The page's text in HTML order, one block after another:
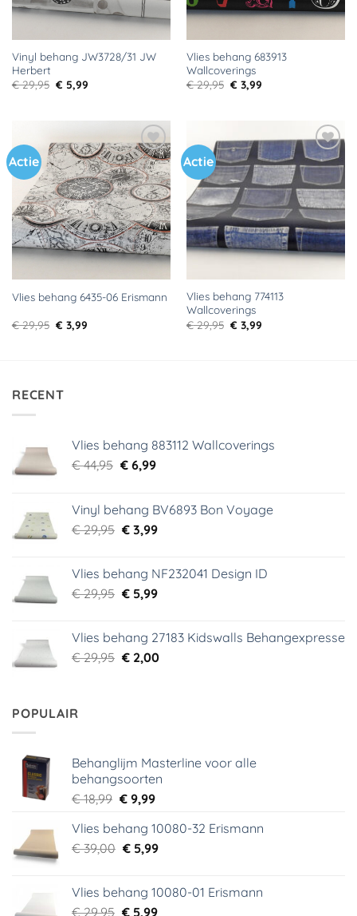
Vinyl behang JW3728/31 JW
Herbert
€29,95 Oorspronkelijke
prijs
€ 5,99Huidige
Vlies behang 683913
Wallcoverings
€29,95 Oorspronkelijke
prijs
€ 3,99Huidige
Actie
Toevoegen
aan
verlanglijst
Vlies behang 6435-06 Erismann
€29,95 Oorspronkelijke
prijs
€ 3,99Huidige
Actie
Toevoegen
aan
verlanglijst
Vlies behang 774113
Wallcoverings
€29,95 Oorspronkelijke
prijs
€ 3,99Huidige
RECENT
Vlies behang 883112 Wallcoverings
€44,95 Oorspronkelijke
€ 44,95.
€6,99Huidige
€ 6,99.
Vinyl behang BV6893 Bon Voyage
€29,95 Oorspronkelijke
€ 29,95.
€3,99Huidige
€ 3,99.
Vlies behang NF232041 Design ID
€29,95 Oorspronkelijke
€ 29,95.
€5,99Huidige
€ 5,99.
Vlies behang 27183 Kidswalls Behangexpresse
€29,95 Oorspronkelijke
€2,00Huidige
POPULAIR
Behanglijm Masterline voor alle
behangsoorten
€18,99 Oorspronkelijke
was:
€ 18,99.
€9,99Huidige
is:
€ 9,99.
Vlies behang 10080-32 Erismann
€39,00 Oorspronkelijke
€ 39,00.
€5,99Huidige
€ 5,99.
Vlies behang 10080-01 Erismann
€29,95 Oorspronkelijke
€5,99Huidige